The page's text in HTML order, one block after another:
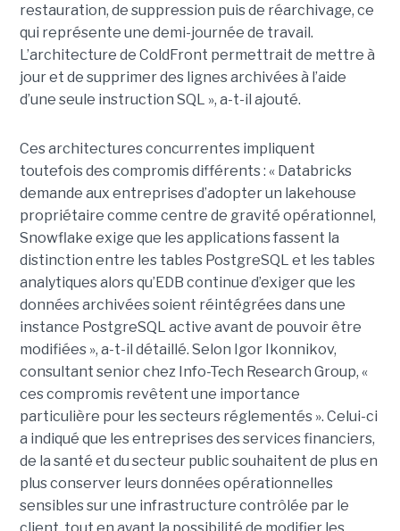
restauration, de suppression puis de réarchivage, ce
qui représente une demi-journée de travail.
L’architecture de ColdFront permettrait de mettre à
jour et de supprimer des lignes archivées à l’aide
d’une seule instruction SQL », a-t-il ajouté.
Ces architectures concurrentes impliquent
toutefois des compromis différents : « Databricks
demande aux entreprises d’adopter un lakehouse
propriétaire comme centre de gravité opérationnel,
Snowflake exige que les applications fassent la
distinction entre les tables PostgreSQL et les tables
analytiques alors qu’EDB continue d’exiger que les
données archivées soient réintégrées dans une
instance PostgreSQL active avant de pouvoir être
modifiées », a-t-il détaillé. Selon Igor Ikonnikov,
consultant senior chez Info-Tech Research Group, «
ces compromis revêtent une importance
particulière pour les secteurs réglementés ». Celui-ci
a indiqué que les entreprises des services financiers,
de la santé et du secteur public souhaitent de plus en
plus conserver leurs données opérationnelles
sensibles sur une infrastructure contrôlée par le